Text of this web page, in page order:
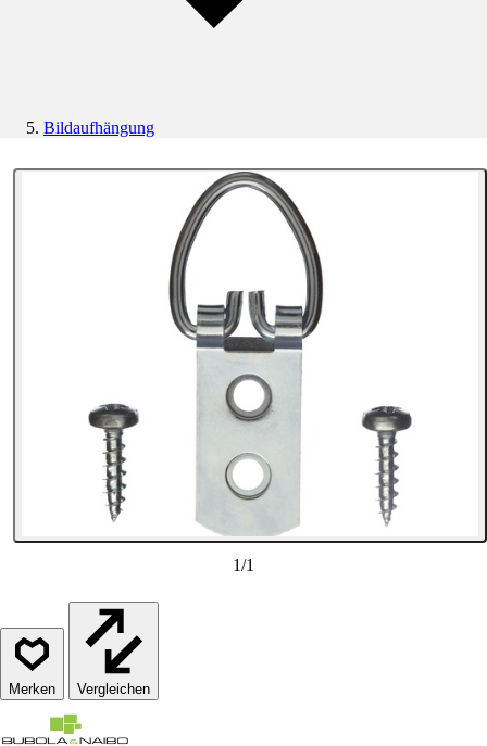
Bildaufhängung
1/1
Vergleichen